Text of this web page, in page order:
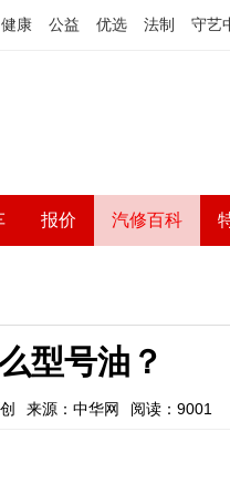
健康 公益 优选 法制 守艺
报价 汽修百科
型号油？
来源：中华网 阅读：9001